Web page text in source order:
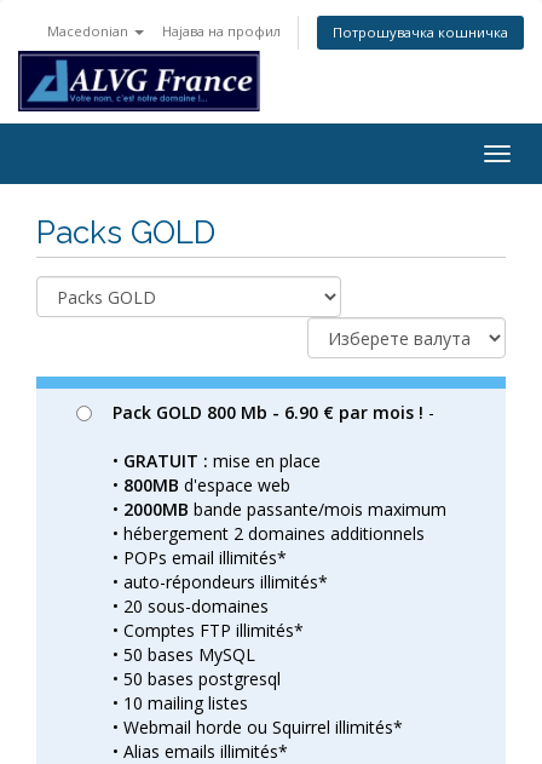
Macedonian Најава на профил Потрошувачка кошничка
Packs GOLD
Pack GOLD 800 Mb - 6.90 € par mois ! -
• GRATUIT : mise en place
• 800MB d'espace web
• 2000MB bande passante/mois maximum
• hébergement 2 domaines additionnels
• POPs email illimités*
• auto-répondeurs illimités*
• 20 sous-domaines
• Comptes FTP illimités*
• 50 bases MySQL
• 50 bases postgresql
• 10 mailing listes
• Webmail horde ou Squirrel illimités*
• Alias emails illimités*